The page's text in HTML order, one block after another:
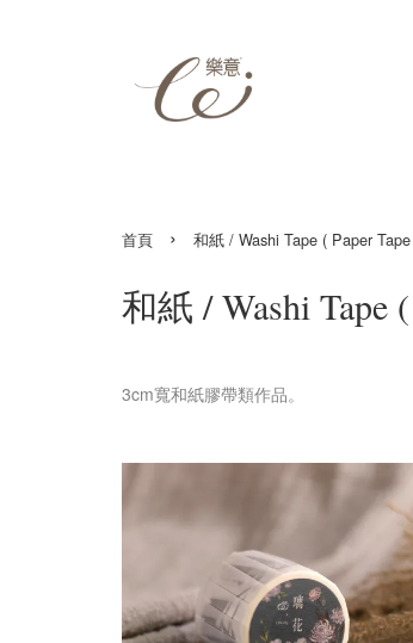
首頁 › 和紙 / Washi Tape ( Paper
和紙 / Washi Tape
3cm寬和紙膠帶類作品。